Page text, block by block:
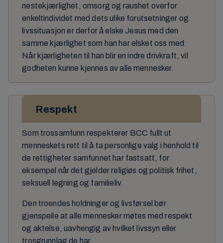
nestekjærlighet, omsorg og raushet overfor
enkeltindividet med dets ulike forutsetninger og
livssituasjon er derfor å elske Jesus med den
samme kjærlighet som han har elsket oss med.
Når kjærligheten til han blir en indre drivkraft, vil
godheten kunne kjennes av alle mennesker.
Respekt
Som trossamfunn respekterer BCC fullt ut
menneskets rett til å ta personlige valg i henhold til
de rettigheter samfunnet har fastsatt, for
eksempel når det gjelder religiøs og politisk frihet,
seksuell legning og familieliv.
Den troendes holdninger og livsførsel bør
gjenspeile at alle mennesker møtes med respekt
og aktelse, uavhengig av hvilket livssyn eller
trosgrunnlag de har.